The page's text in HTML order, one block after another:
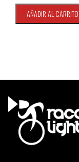
AÑADIR AL CARRITO